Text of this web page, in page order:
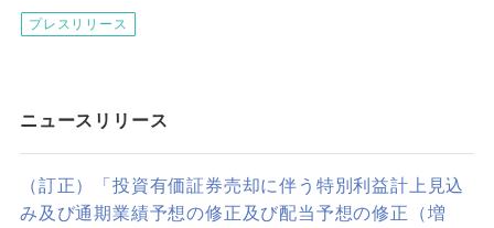
プレスリリース
ニュースリリース
（訂正）「投資有価証券売却に伴う特別利益計上見込
み及び通期業績予想の修正及び配当予想の修正（増